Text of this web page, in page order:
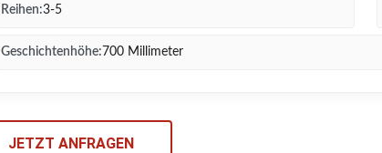
Reihen:3-5
Geschichtenhöhe:700 Millimeter
JETZT ANFRAGEN